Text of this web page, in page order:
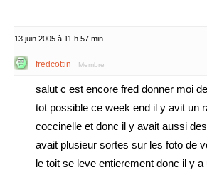
13 juin 2005 à 11 h 57 min
fredcottin Membre
salut c est encore fred donner moi
tot possible ce week end il y avit un
coccinelle et donc il y avait aussi
avait plusieur sortes sur les foto de
le toit se leve entierement donc il y